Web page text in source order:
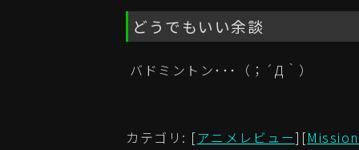
どうでもいい余談
バドミントン･･･（；´Д｀）
カテゴリ: [アニメレビュー][